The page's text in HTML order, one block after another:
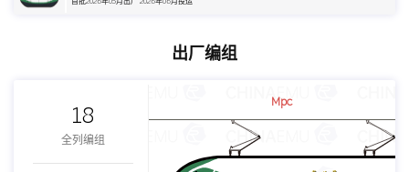
出厂编组
18
全列编组
Mpc